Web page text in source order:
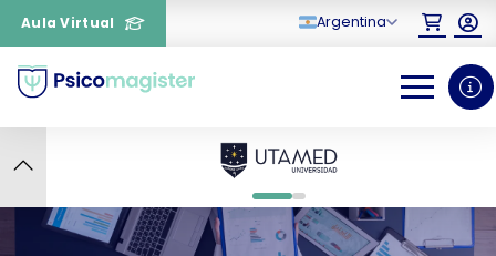
Aula Virtual Argentina
0 1